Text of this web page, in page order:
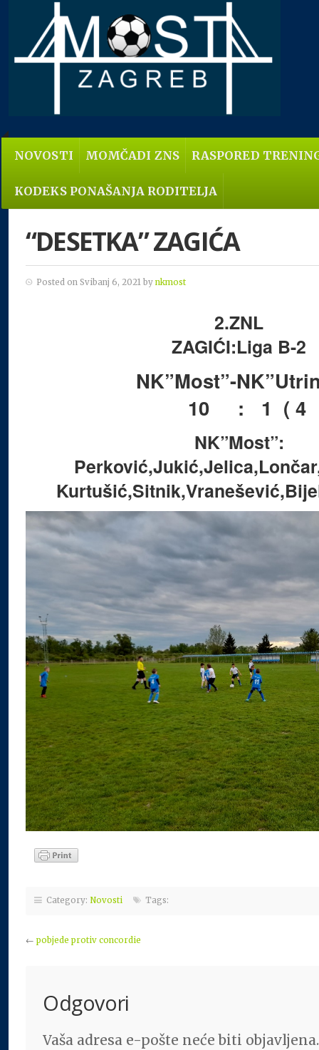
NOVOSTI MOMČADI ZNS RASPORED
KODEKS PONAŠANJA RODITELJA
“DESETKA” ZAGIĆA
Posted on Svibanj 6, 2021 by nkmost
2.ZNL
ZAGIĆI:Liga B-2
NK”Most”-
10 : 1 ( 4 :
NK”Most”:
Category: Novosti Tags:
← pobjede protiv concordie
Odgovori
Vaša adresa e-pošte neće biti